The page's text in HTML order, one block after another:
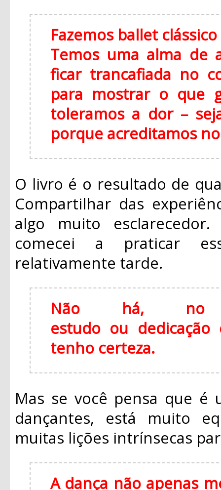
Fazemos ballet
Temos uma alma de
ficar trancafiada no
para mostrar o que
toleramos a dor –
porque acreditamos
O livro é o resultado de
Compartilhar das
algo muito
comecei a praticar
relativamente tarde.
Não há, no
estudo ou
tenho certeza.
Mas se você pensa que é
dançantes, está muito
muitas lições intrínsecas
A dança não apenas